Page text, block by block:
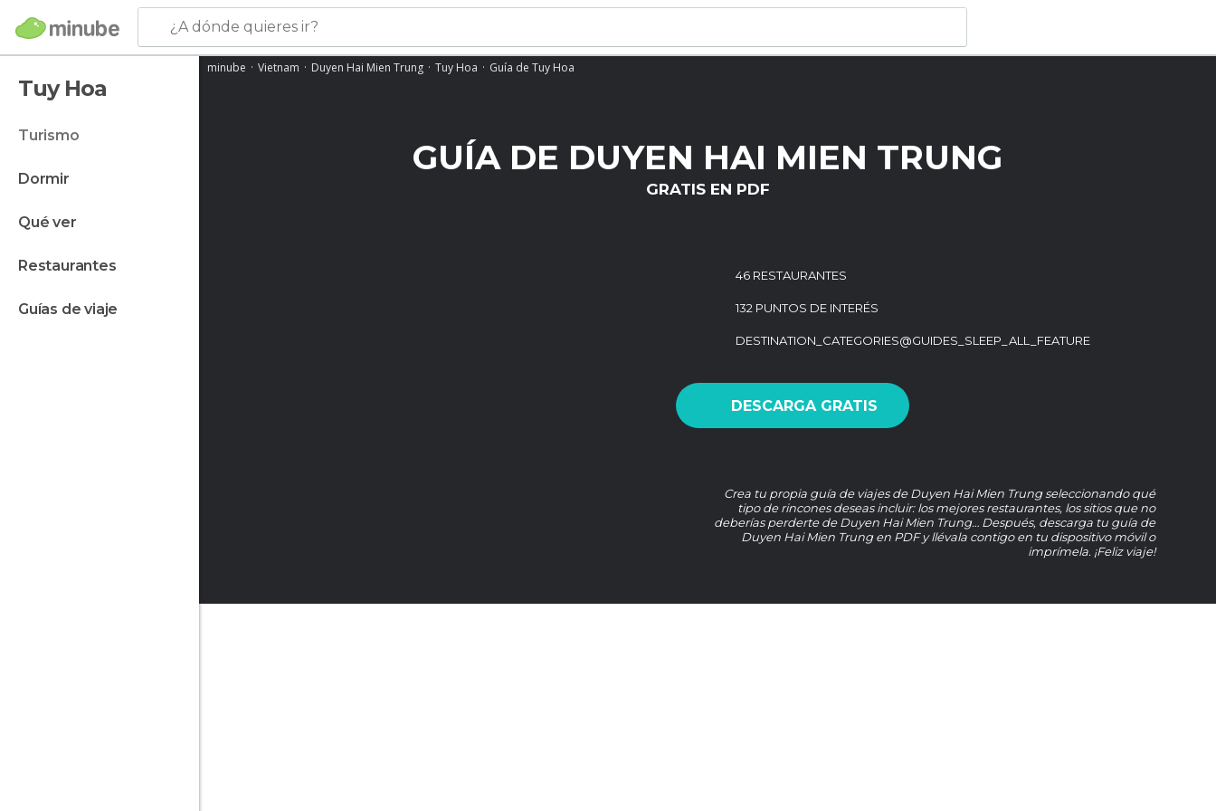
¿A dónde quieres ir?
Tuy Hoa
turismo
dormir
qué ver
restaurantes
guías de viaje
minube Vietnam Duyen Hai Mien Trung Tuy Hoa Guía de Tuy Hoa
GUÍA DE DUYEN HAI MIEN TRUNG
GRATIS EN PDF
46 RESTAURANTES
132 PUNTOS DE INTERÉS
DESTINATION_CATEGORIES@GUIDES_SLEEP_ALL_FEATURE
DESCARGA GRATIS
Crea tu propia guía de viajes de Duyen Hai Mien Trung seleccionando qué
tipo de rincones deseas incluir: los mejores restaurantes, los sitios que no
deberías perderte de Duyen Hai Mien Trung… Después, descarga tu guía de
Duyen Hai Mien Trung en PDF y llévala contigo en tu dispositivo móvil o
imprímela. ¡Feliz viaje!